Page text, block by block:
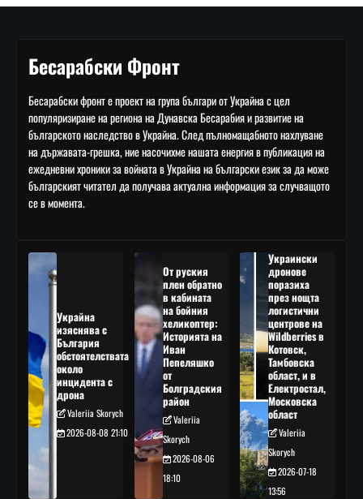
Бесарабски Фронт
Бесарабски фронт е проект на група българи от Украйна с цел
популяризиране на региона на Дунавска Бесарабия и развитие на
българското наследство в Украйна. След пълномащабното нахлуване
на държавата-грешка, ние насочихме нашата енергия в публикация на
ежедневни хроники за войната в Украйна на български език за да може
българският читател да получава актуална информация за случващото
се в момента.
Украйна
изяснява с
България
обстоятелствата
около
инцидента с
дрона
Valeriia Skorych
2026-08-08 21:10
От руския
плен обратно
в кабината
на бойния
хеликоптер:
Историята на
Иван
Пепеляшко
от
Болградския
район
Valeriia
Skorych
2026-08-06
18:10
Украински
дронове
поразиха
през нощта
логистични
центрове на
Wildberries в
Котовск,
Тамбовска
област, и в
Електростал,
Московска
област
Valeriia
Skorych
2026-07-18
13:56